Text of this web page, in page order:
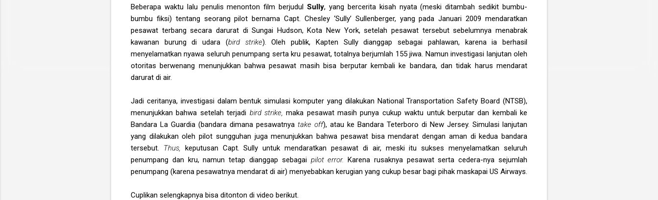
Beberapa waktu lalu penulis menonton film berjudulSully, yang bercerita kisah nyata (meski ditambah sedikit bumbu-
bumbu fiksi) tentang seorang pilot bernama Capt. Chesley ‘Sully’ Sullenberger, yang pada Januari 2009 mendaratkan
pesawat terbang secara darurat di Sungai Hudson, Kota New York, setelah pesawat tersebut sebelumnya menabrak
kawanan burung di udara (bird strike). Oleh publik, Kapten Sully dianggap sebagai pahlawan, karena ia berhasil
menyelamatkan nyawa seluruh penumpang serta kru pesawat, totalnya berjumlah 155 jiwa. Namun investigasi lanjutan oleh
otoritas berwenang menunjukkan bahwa pesawat masih bisa berputar kembali ke bandara, dan tidak harus mendarat
darurat di air.
Jadi ceritanya, investigasi dalam bentuk simulasi komputer yang dilakukan National Transportation Safety Board (NTSB),
menunjukkan bahwa setelah terjadi bird strike, maka pesawat masih punya cukup waktu untuk berputar dan kembali ke
Bandara La Guardia (bandara dimana pesawatnya take off), atau ke Bandara Teterboro di New Jersey. Simulasi lanjutan
yang dilakukan oleh pilot sungguhan juga menunjukkan bahwa pesawat bisa mendarat dengan aman di kedua bandara
tersebut. Thus, keputusan Capt. Sully untuk mendaratkan pesawat di air, meski itu sukses menyelamatkan seluruh
penumpang dan kru, namun tetap dianggap sebagai pilot error.Karena rusaknya pesawat serta cedera-nya sejumlah
penumpang (karena pesawatnya mendarat di air) menyebabkan kerugian yang cukup besar bagi pihak maskapai US Airways.
Cuplikan selengkapnya bisa ditonton di video berikut.